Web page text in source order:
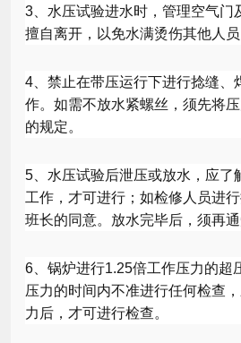
3 、水压试验进水时，管理空气
擅自离开，以免水满烫伤其他人员
4 、禁止在带压运行下进行捻缝、
作。如需不放水紧螺丝，须先将
的规定。
5 、水压试验后泄压或放水，应
工作，才可进行；如检修人员进
班长的同意。放水完毕后，须再通
6 、锅炉进行1.25倍工作压力的超
压力的时间内不准进行任何检查
力后，才可进行检查。